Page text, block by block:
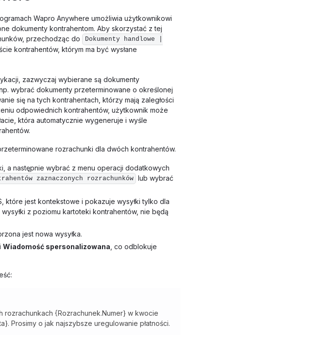
Wapro Anywhere umożliwia użytkownikowi
dokumenty kontrahentom. Aby skorzystać z tej
przechodząc do
Dokumenty handlowe |
kontrahentów, którym ma być wysłane
zazwyczaj wybierane są dokumenty
wybrać dokumenty przeterminowane o określonej
się na tych kontrahentach, którzy mają zaległości
odpowiednich kontrahentów, użytkownik może
która automatycznie wygeneruje i wyśle
rozrachunki dla dwóch kontrahentów.
a następnie wybrać z menu operacji dodatkowych
zaznaczonych rozrachunków
lub wybrać
które jest kontekstowe i pokazuje wysyłki tylko dla
z poziomu kartoteki kontrahentów, nie będą
jest nowa wysyłka.
Wiadomość spersonalizowana , co odblokuje
rozrachunkach {Rozrachunek.Numer} w kwocie
Prosimy o jak najszybsze uregulowanie płatności.